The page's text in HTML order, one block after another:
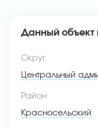
Данный объект
Округ
Центральный
Район
Красносельский